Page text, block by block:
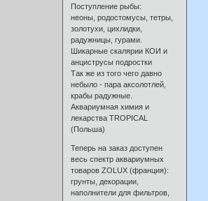
Поступление рыбы:
неоны, родостомусы, тетры,
золотухи, цихлидки,
радужницы, гурами.
Шикарные скалярии КОИ и
анциструсы подростки
Так же из того чего давно
небыло - пара аксолотлей,
крабы радужные.
Аквариумная химия и
лекарства TROPICAL
(Польша)
Теперь на заказ доступен
весь спектр аквариумных
товаров ZOLUX (франция):
грунты, декорации,
наполнители для фильтров,